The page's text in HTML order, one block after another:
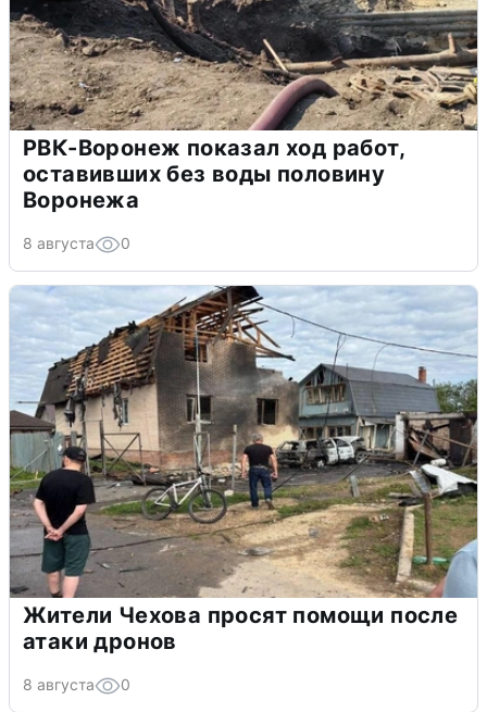
РВК-Воронеж показал ход работ,
оставивших без воды половину
Воронежа
8 августа 0
Жители Чехова просят помощи после
атаки дронов
8 августа 0